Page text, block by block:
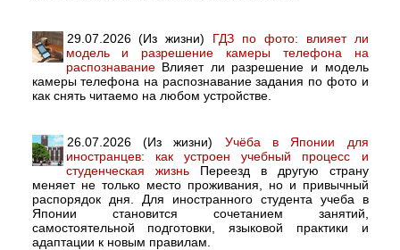
29.07.2026 (Из жизни) ГДЗ по фото: влияет ли
модель и разрешение камеры телефона на
распознаваниеВлияет ли разрешение и модель
камеры телефона на распознавание задания по фото и
как снять читаемо на любом устройстве.
26.07.2026 (Из жизни) Учёба в Японии для
иностранцев: как устроен учебный процесс и
студенческая жизньПереезд в другую страну
меняет не только место проживания, но и привычный
распорядок дня. Для иностранного студента учеба в
Японии становится сочетанием занятий,
самостоятельной подготовки, языковой практики и
адаптации к новым правилам.